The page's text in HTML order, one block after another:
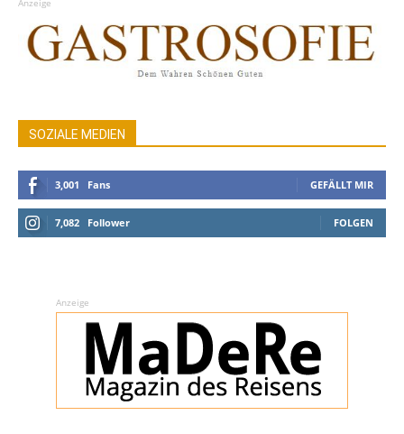
Anzeige
SOZIALE MEDIEN
3,001 Fans GEFÄLLT MIR
7,082 Follower FOLGEN
Anzeige